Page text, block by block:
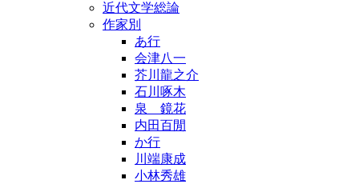
近代文学総論
作家別
あ行
会津八一
芥川龍之介
石川啄木
泉 鏡花
内田百閒
か行
川端康成
小林秀雄